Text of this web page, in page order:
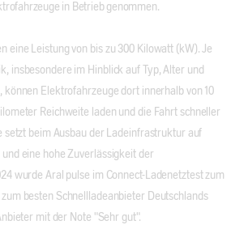
in Betrieb genommen.
eine Leistung von bis zu 300 Kilowatt (kW). Je
insbesondere im Hinblick auf Typ, Alter und
können Elektrofahrzeuge dort innerhalb von 10
Reichweite laden und die Fahrt schneller
setzt beim Ausbau der Ladeinfrastruktur auf
eine hohe Zuverlässigkeit der
wurde Aral pulse im Connect-Ladenetztest zum
besten Schnellladeanbieter Deutschlands
mit der Note "Sehr gut".